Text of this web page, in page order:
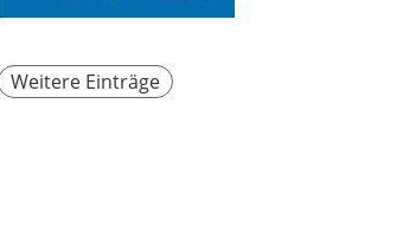
Weitere Einträge